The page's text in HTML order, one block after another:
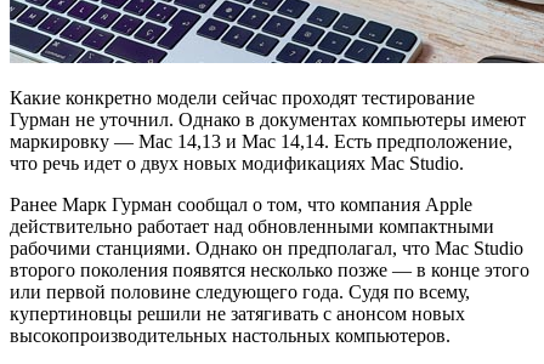
Какие конкретно модели сейчас проходят тестирование
Гурман не уточнил. Однако в документах компьютеры имеют
маркировку — Mac 14,13 и Mac 14,14. Есть предположение,
что речь идет о двух новых модификациях Mac Studio.
Ранее Марк Гурман сообщал о том, что компания Apple
действительно работает над обновленными компактными
рабочими станциями. Однако он предполагал, что Mac Studio
второго поколения появятся несколько позже — в конце этого
или первой половине следующего года. Судя по всему,
купертиновцы решили не затягивать с анонсом новых
высокопроизводительных настольных компьютеров.